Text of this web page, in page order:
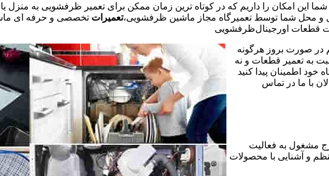
این امکان را داریم که در کوتاه ترین زمان ممکن برای تعمیر ظرفشویی به منزل
محل شما توسط تعمیرگاه مجاز ماشین ظرفشویی،تعمیرات تخصصی و حرفه ای
قطعات اورجینالظرفشویی
در صورت بروز هرگونه
به تعمیر قطعات و نه
اطمینان پیدا کنید
با ما در تماس
مشغول به فعالیت
و آشنایی با محصولات